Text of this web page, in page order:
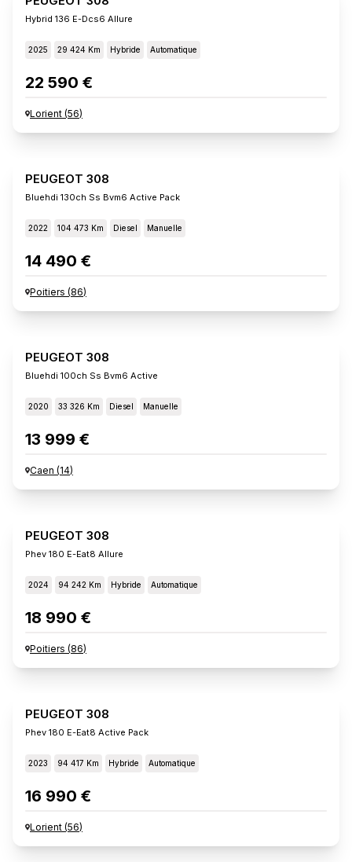
Hybrid 136 E-Dcs6 Allure
2025 29 424 Km Hybride Automatique
22 590 €
Lorient (56)
PEUGEOT 308
Bluehdi 130ch Ss Bvm6 Active Pack
2022 104 473 Km Diesel Manuelle
14 490 €
Poitiers (86)
PEUGEOT 308
Bluehdi 100ch Ss Bvm6 Active
2020 33 326 Km Diesel Manuelle
13 999 €
Caen (14)
PEUGEOT 308
Phev 180 E-Eat8 Allure
2024 94 242 Km Hybride Automatique
18 990 €
Poitiers (86)
PEUGEOT 308
Phev 180 E-Eat8 Active Pack
2023 94 417 Km Hybride Automatique
16 990 €
Lorient (56)